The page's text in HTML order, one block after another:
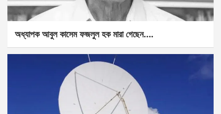
অধ্যাপক আবুল কাসেম ফজলুল হক মারা গেছেন….